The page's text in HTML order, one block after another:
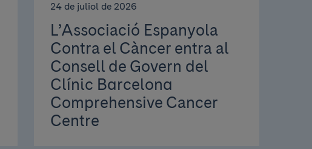
24 de juliol de 2026
L’Associació Espanyola
Contra el Càncer entra al
Consell de Govern del
Clínic Barcelona
Comprehensive Cancer
Centre